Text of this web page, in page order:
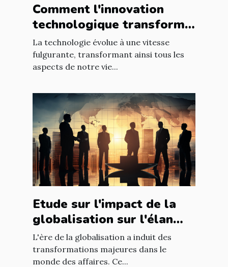
Comment l'innovation
technologique transforme
les entreprises à l'échelle
mondiale
La technologie évolue à une vitesse
fulgurante, transformant ainsi tous les
aspects de notre vie...
Etude sur l'impact de la
globalisation sur l'élan
des affaires
L'ère de la globalisation a induit des
transformations majeures dans le
monde des affaires. Ce...